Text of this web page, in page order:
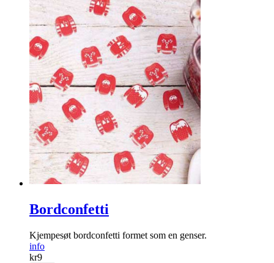
Bordconfetti
Kjempesøt bordconfetti formet som en genser.
info
kr9